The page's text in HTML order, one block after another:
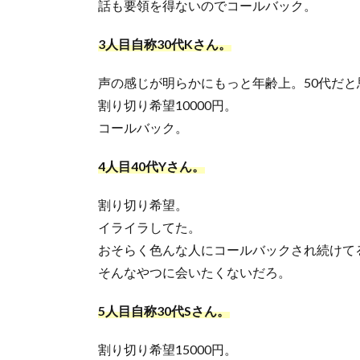
話も要領を得ないのでコールバック。
3人目自称30代Kさん。
声の感じが明らかにもっと年齢上。50代だと
割り切り希望10000円。
コールバック。
4人目40代Yさん。
割り切り希望。
イライラしてた。
おそらく色んな人にコールバックされ続けて
そんなやつに会いたくないだろ。
5人目自称30代Sさん。
割り切り希望15000円。